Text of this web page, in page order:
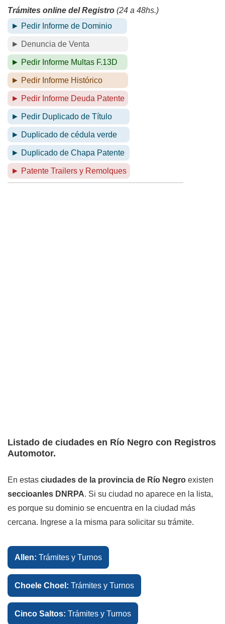
Trámites online del Registro (24 a 48hs.)
► Pedir Informe de Dominio
► Denuncia de Venta
► Pedir Informe Multas F.13D
► Pedir Informe Histórico
► Pedir Informe Deuda Patente
► Pedir Duplicado de Título
► Duplicado de cédula verde
► Duplicado de Chapa Patente
► Patente Trailers y Remolques
Listado de ciudades en Río Negro con Registros
Automotor.
En estas ciudades de la provincia de Río Negro existen
seccioanles DNRPA. Si su ciudad no aparece en la lista,
es porque su dominio se encuentra en la ciudad más
cercana. Ingrese a la misma para solicitar su trámite.
Allen: Trámites y Turnos
Choele Choel: Trámites y Turnos
Cinco Saltos: Trámites y Turnos